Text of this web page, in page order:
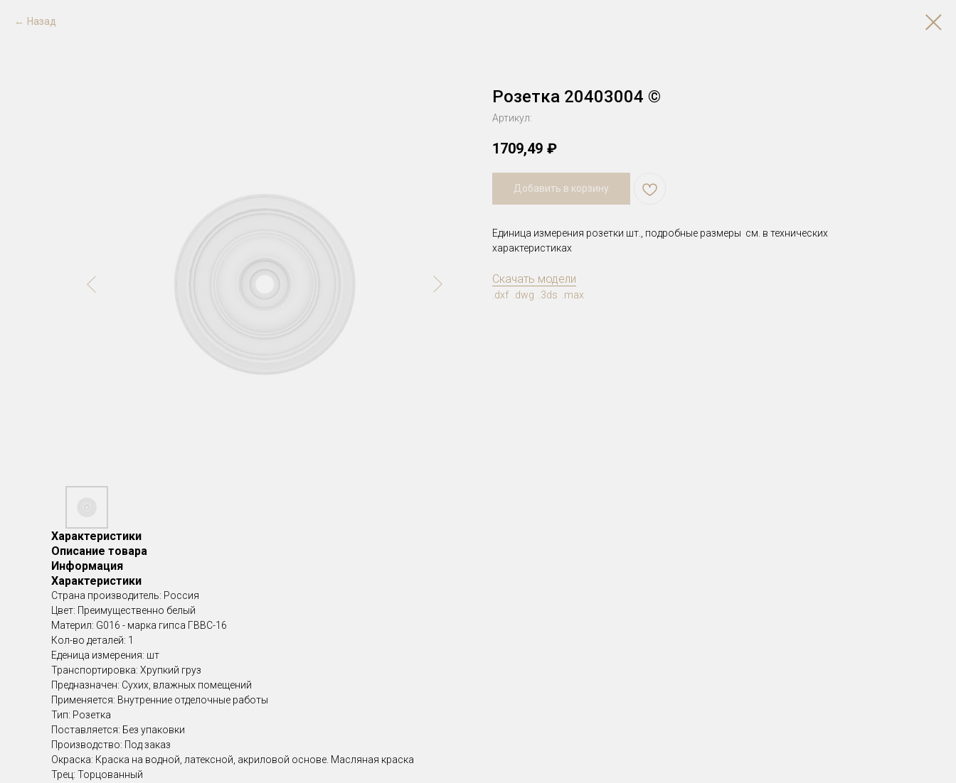
Назад
Розетка 20403004 ©
Артикул:
1709,49 ₽
Добавить в корзину
Единица измерения розетки шт., подробные размеры см. в технических
характеристиках
Скачать модели
.dxf .dwg .3ds .max
Характеристики
Описание товара
Информация
Характеристики
Страна производитель: Россия
Цвет: Преимущественно белый
Материл: G016 - марка гипса ГВВС-16
Кол-во деталей: 1
Еденица измерения: шт
Транспортировка: Хрупкий груз
Предназначен: Сухих, влажных помещений
Применяется: Внутренние отделочные работы
Тип: Розетка
Поставляется: Без упаковки
Производство: Под заказ
Окраска: Краска на водной, латексной, акриловой основе. Масляная краска
Трец: Торцованный